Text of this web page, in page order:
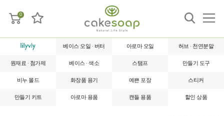
0
베이스 오일 · 버터 아로마 오일 허브 · 천연분말
원재료 · 첨가제 베이스 · 색소 스탬프 만들기 도구
비누 몰드 화장품 용기 예쁜 포장 스티커
만들기 키트 아로마 용품 캔들 용품 할인 상품